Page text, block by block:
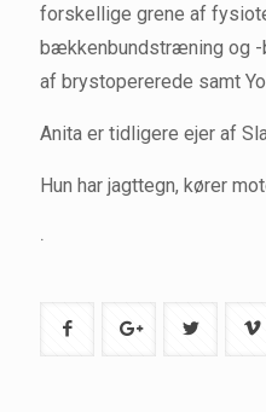
forskellige grene af
bækkenbundstræning og -
af brystopererede samt
Anita er tidligere ejer af
Hun har jagttegn, kører
.